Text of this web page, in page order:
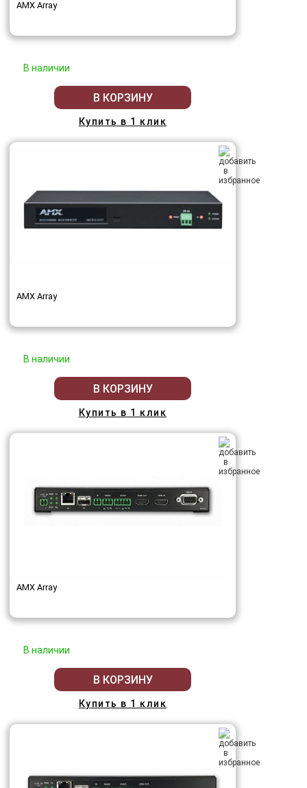
AMX Array
В наличии
В КОРЗИНУ
Купить в 1 клик
AMX Array
В наличии
В КОРЗИНУ
Купить в 1 клик
AMX Array
В наличии
В КОРЗИНУ
Купить в 1 клик